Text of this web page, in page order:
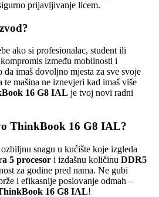
prijavljivanje licem.
ako si profesionalac, student ili
između mobilnosti i
imaš dovoljno mjesta za sve svoje
te mašina ne iznevjeri kad imaš više
16 G8 IAL je tvoj novi radni
ThinkBook 16 G8 IAL?
snagu u kućište koje izgleda
5 procesor i izdašnu količinu DDR5
za godine pred nama. Ne gubi
i efikasnije poslovanje odmah –
16 G8 IAL!